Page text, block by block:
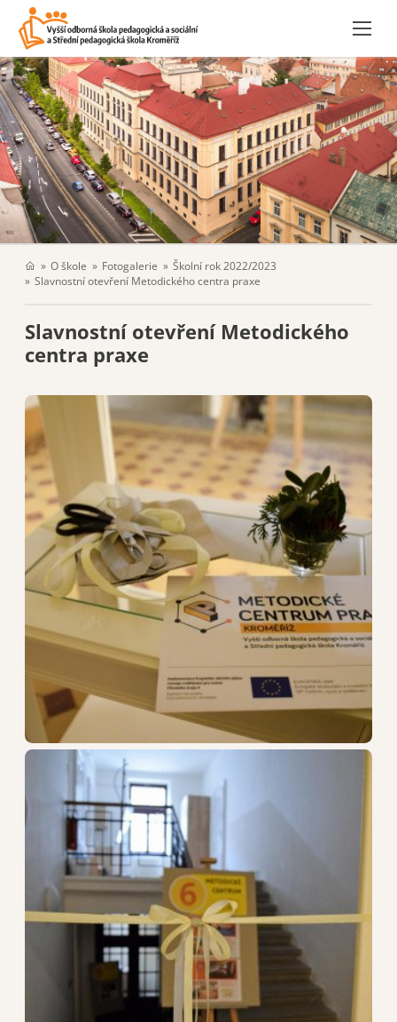
O škole Fotogalerie
Školní rok 2022/2023
Slavnostní otevření Metodického centra praxe
Slavnostní otevření Metodického
centra praxe